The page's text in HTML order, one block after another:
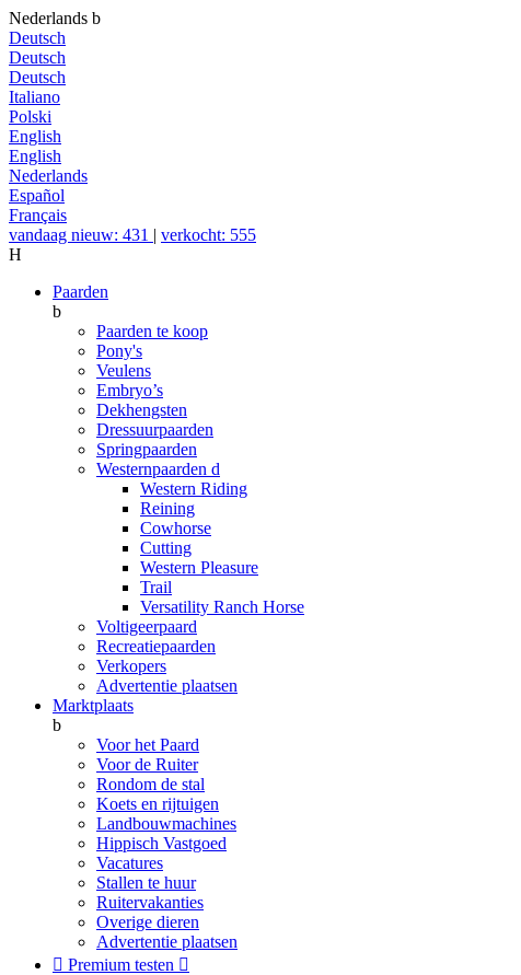
Nederlands b
Deutsch
Deutsch
Deutsch
Italiano
Polski
English
English
Nederlands
Español
Français
vandaag nieuw: 431 | verkocht: 555
H
Paarden
b
Paarden te koop
Pony's
Veulens
Embryo’s
Dekhengsten
Dressuurpaarden
Springpaarden
Westernpaarden d
Western Riding
Reining
Cowhorse
Cutting
Western Pleasure
Trail
Versatility Ranch Horse
Voltigeerpaard
Recreatiepaarden
Verkopers
Advertentie plaatsen
Marktplaats
b
Voor het Paard
Voor de Ruiter
Rondom de stal
Koets en rijtuigen
Landbouwmachines
Hippisch Vastgoed
Vacatures
Stallen te huur
Ruitervakanties
Overige dieren
Advertentie plaatsen
 Premium testen 